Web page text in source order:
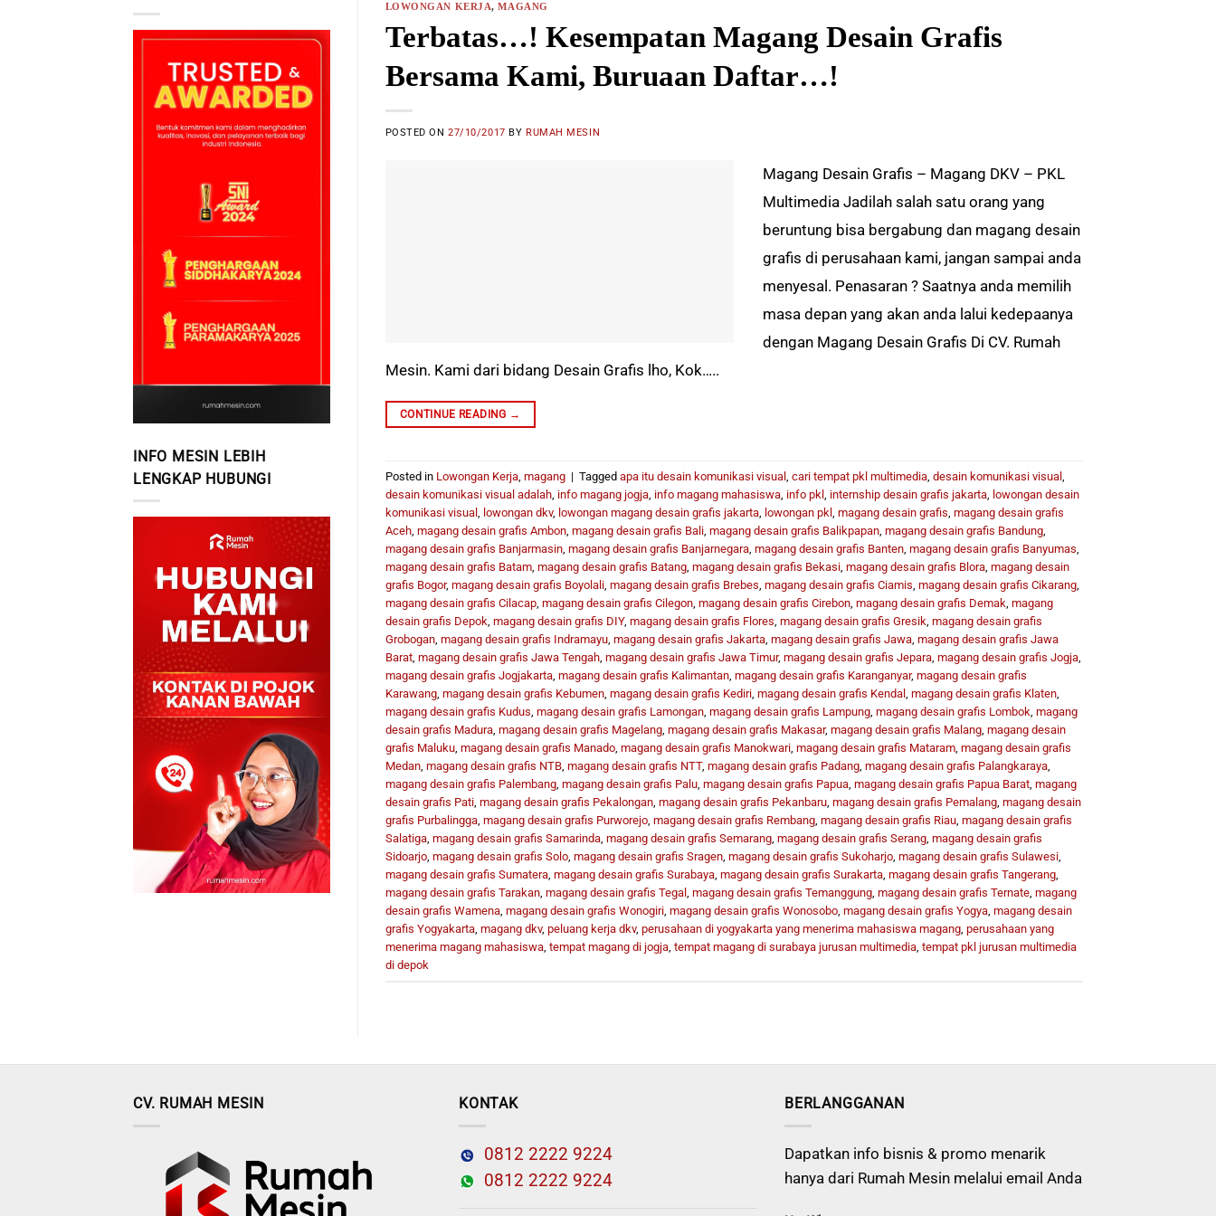
INFO MESIN LEBIH
LENGKAP HUBUNGI
LOWONGAN KERJA,MAGANG
Terbatas…! Kesempatan Magang Desain Grafis
Bersama Kami, Buruaan Daftar…!
POSTED ON27/10/2017 BY RUMAH MESIN
Magang Desain Grafis – Magang DKV – PKL
Multimedia Jadilah salah satu orang yang
beruntung bisa bergabung dan magang desain
grafis di perusahaan kami, jangan sampai anda
menyesal. Penasaran ? Saatnya anda memilih
masa depan yang akan anda lalui kedepaanya
dengan Magang Desain Grafis Di CV. Rumah
Mesin. Kami dari bidang Desain Grafis lho, Kok…..
CONTINUE READING →
Posted in Lowongan Kerja, magang | Tagged apa itu desain komunikasi visual, cari tempat pkl multimedia, desain komunikasi visual,
desain komunikasi visual adalah, info magang jogja, info magang mahasiswa, info pkl, internship desain grafis jakarta, lowongan desain
komunikasi visual, lowongan dkv, lowongan magang desain grafis jakarta, lowongan pkl, magang desain grafis magang desain grafis
Aceh, magang desain grafis Ambon, magang desain grafis Bali, magang desain grafis Balikpapan, magang desain grafis Bandung,
magang desain grafis Banjarmasin, magang desain grafis Banjarnegara, magang desain grafis Banten, magang desain grafis Banyumas
magang desain grafis Batam, magang desain grafis Batang, magang desain grafis Bekasi, magang desain grafis Blora, magang desain
grafis Bogor, magang desain grafis Boyolali, magang desain grafis Brebes magang desain grafis Ciamis magang desain grafis Cikarang,
magang desain grafis Cilacap, magang desain grafis Cilegon, magang desain grafis Cirebon, magang desain grafis Demak magang
desain grafis Depok magang desain grafis DIY, magang desain grafis Flores magang desain grafis Gresik magang desain grafis
Grobogan, magang desain grafis Indramayu, magang desain grafis Jakarta, magang desain grafis Jawa, magang desain grafis Jawa
Barat, magang desain grafis Jawa Tengah, magang desain grafis Jawa Timur, magang desain grafis Jepara, magang desain grafis Jogja,
magang desain grafis Jogjakarta, magang desain grafis Kalimantan, magang desain grafis Karanganyar, magang desain grafis
Karawang, magang desain grafis Kebumen, magang desain grafis Kediri, magang desain grafis Kendal, magang desain grafis Klaten,
magang desain grafis Kudus magang desain grafis Lamongan, magang desain grafis Lampung, magang desain grafis Lombok magang
desain grafis Madura, magang desain grafis Magelang, magang desain grafis Makasar, magang desain grafis Malang, magang desain
grafis Maluku, magang desain grafis Manado, magang desain grafis Manokwari, magang desain grafis Mataram, magang desain grafis
Medan, magang desain grafis NTB, magang desain grafis NTT, magang desain grafis Padang, magang desain grafis Palangkaraya,
magang desain grafis Palembang, magang desain grafis Palu, magang desain grafis Papua, magang desain grafis Papua Barat, magang
desain grafis Pati, magang desain grafis Pekalongan, magang desain grafis Pekanbaru, magang desain grafis Pemalang, magang desain
grafis Purbalingga, magang desain grafis Purworejo, magang desain grafis Rembang, magang desain grafis Riau, magang desain grafis
Salatiga, magang desain grafis Samarinda, magang desain grafis Semarang, magang desain grafis Serang, magang desain grafis
Sidoarjo, magang desain grafis Solo, magang desain grafis Sragen, magang desain grafis Sukoharjo, magang desain grafis Sulawesi,
magang desain grafis Sumatera, magang desain grafis Surabaya, magang desain grafis Surakarta, magang desain grafis Tangerang,
magang desain grafis Tarakan, magang desain grafis Tegal, magang desain grafis Temanggung, magang desain grafis Ternate, magang
desain grafis Wamena, magang desain grafis Wonogiri, magang desain grafis Wonosobo, magang desain grafis Yogya, magang desain
grafis Yogyakarta, magang dkv, peluang kerja dkv, perusahaan di yogyakarta yang menerima mahasiswa magang, perusahaan yang
menerima magang mahasiswa, tempat magang di jogja, tempat magang di surabaya jurusan multimedia, tempat pkl jurusan multimedia
di depok
CV. RUMAH MESIN KONTAK
0812 2222 9224
0812 2222 9224
BERLANGGANAN
Dapatkan info bisnis & promo menarik
hanya dari Rumah Mesin melalui email Anda